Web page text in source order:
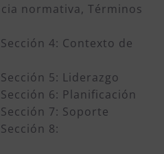
normativa, Términos
4: Contexto de
5: Liderazgo
6: Planificación
7: Soporte
8: